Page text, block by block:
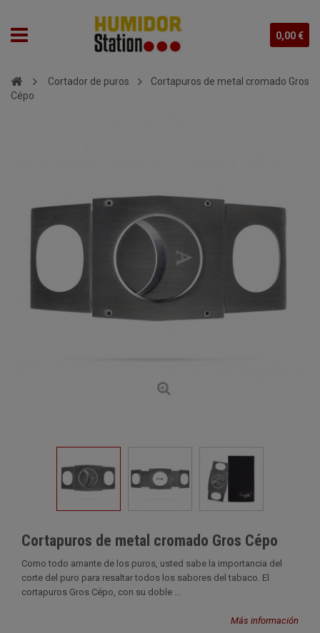
0,00 €
Cortador de puros
Cortapuros de metal cromado Gros
Cépo
Cortapuros de metal cromado Gros Cépo
Como todo amante de los puros, usted sabe la importancia del
corte del puro para resaltar todos los sabores del tabaco. El
cortapuros Gros Cépo, con su doble ...
Más información